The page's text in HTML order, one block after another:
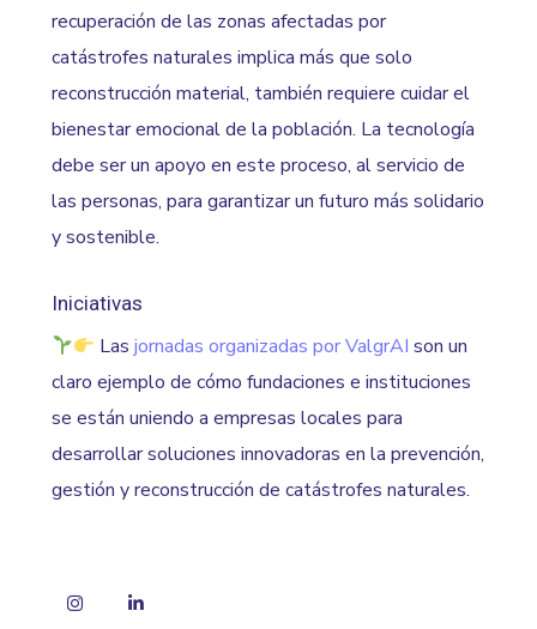
recuperación de las zonas afectadas por
catástrofes naturales implica más que solo
reconstrucción material, también requiere cuidar el
bienestar emocional de la población. La tecnología
debe ser un apoyo en este proceso, al servicio de
las personas, para garantizar un futuro más solidario
y sostenible.
Iniciativas
Las jornadas organizadas por ValgrAI son un
claro ejemplo de cómo fundaciones e instituciones
se están uniendo a empresas locales para
desarrollar soluciones innovadoras en la prevención,
gestión y reconstrucción de catástrofes naturales.
InstagramLinkedIn